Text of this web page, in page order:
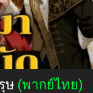
ษ (พากย์ไทย)